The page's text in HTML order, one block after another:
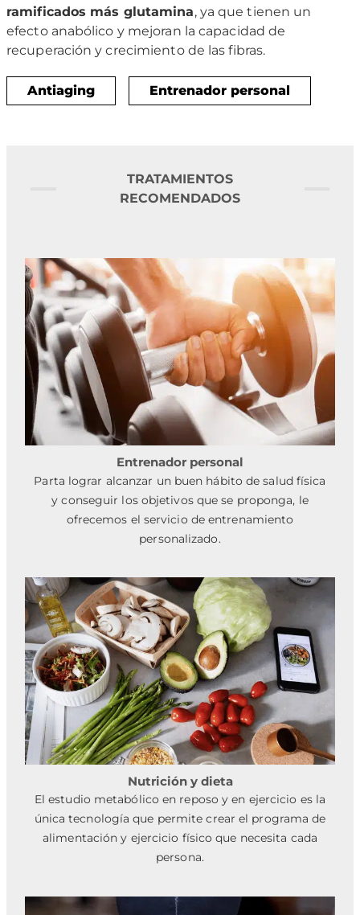
ramificados más glutamina, ya que tienen un
efecto anabólico y mejoran la capacidad de
recuperación y crecimiento de las fibras.
Antiaging Entrenador personal
TRATAMIENTOS
RECOMENDADOS
Entrenador personal
Parta lograr alcanzar un buen hábito de salud física
y conseguir los objetivos que se proponga, le
ofrecemos el servicio de entrenamiento
personalizado.
Nutrición y dieta
El estudio metabólico en reposo y en ejercicio es la
única tecnología que permite crear el programa de
alimentación y ejercicio físico que necesita cada
persona.